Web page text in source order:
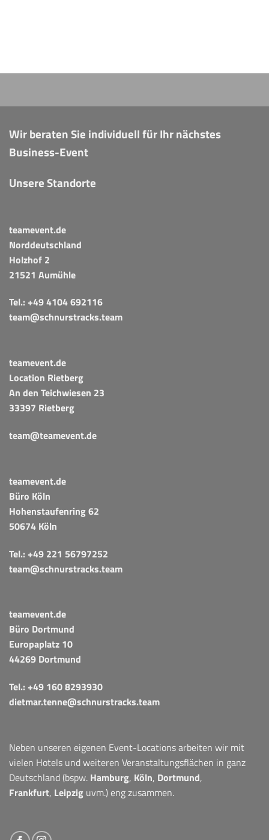
Wir beraten Sie individuell für Ihr nächstes
Business-Event
Unsere Standorte
teamevent.de
Norddeutschland
Holzhof 2
21521 Aumühle
Tel.:+49 4104 692116
team@schnurstracks.team
teamevent.de
Location Rietberg
An den Teichwiesen 23
33397 Rietberg
team@teamevent.de
teamevent.de
Büro Köln
Hohenstaufenring 62
50674 Köln
Tel.:+49 221 56797252
team@schnurstracks.team
teamevent.de
Büro Dortmund
Europaplatz 10
44269 Dortmund
Tel.:+49 160 8293930
dietmar.tenne@schnurstracks.team
Neben unseren eigenen Event-Locations arbeiten wir mit
vielen Hotels und weiteren Veranstaltungsflächen in ganz
Deutschland (bspw. Hamburg, Köln, Dortmund,
Frankfurt, Leipzig uvm.) eng zusammen.